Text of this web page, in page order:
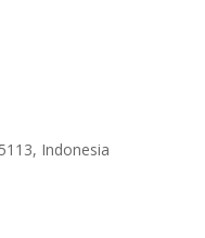
Indonesia